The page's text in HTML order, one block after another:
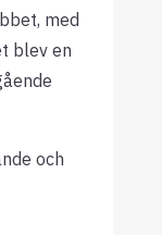
med
blev en
och